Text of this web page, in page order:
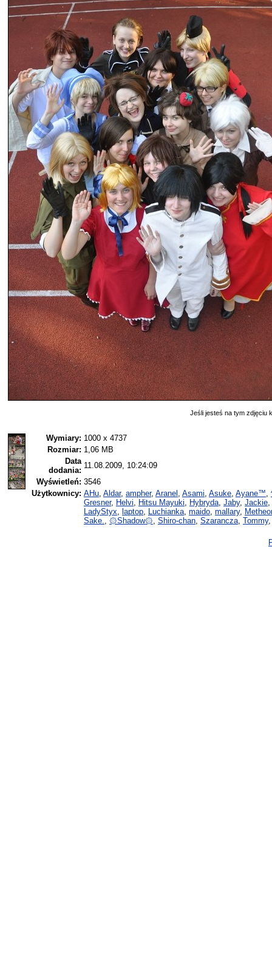
Jeśli jesteś na tym zdjęciu
Wymiary: 1000 x 4737
Rozmiar: 1,06 MB
Data
dodania:
11.08.2009, 10:24:09
Wyświetleń: 3546
Użytkownicy: AHu Aldar, ampher, Aranel Asami Asuke Ayane™
Gresner, Helvi Hitsu Mayuki Hybryda Jaby, Jackie
LadyStyx
laptop Luchianka maido mallary, Metheor
Sake.
۞Shadow۞ Shiro-chan Szarancza Tommy